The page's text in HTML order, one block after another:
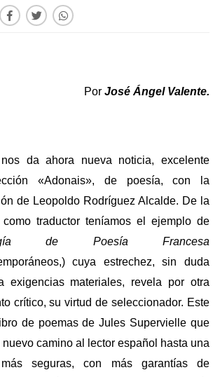
Por José Ángel Valente.
da ahora nueva noticia, excelente
«Adonais», de poesía, con la
de Leopoldo Rodríguez Alcalde. De la
traductor teníamos el ejemplo de
de Poesía Francesa
cuya estrechez, sin duda
exigencias materiales, revela por otra
crítico, su virtud de seleccionador. Este
de poemas de Jules Supervielle que
camino al lector español hasta una
seguras, con más garantías de